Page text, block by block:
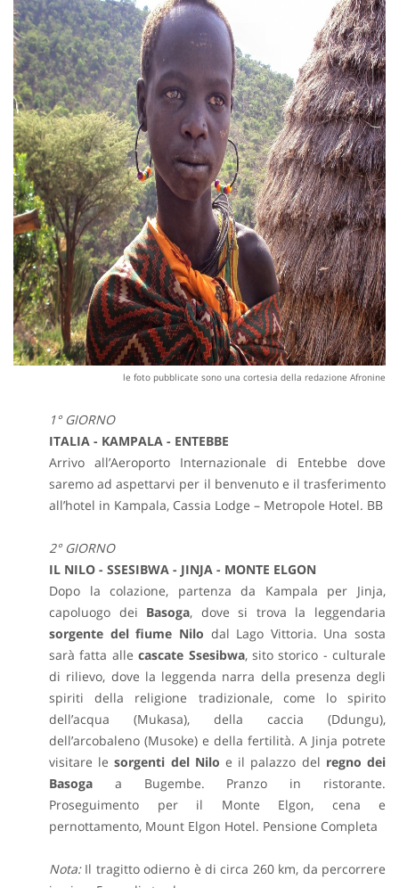
le foto pubblicate sono una cortesia della redazione Afronine
1° GIORNO
ITALIA - KAMPALA - ENTEBBE
Arrivo all’Aeroporto Internazionale di Entebbe dove
saremo ad aspettarvi per il benvenuto e il trasferimento
all’hotel in Kampala, Cassia Lodge – Metropole Hotel. BB
2° GIORNO
IL NILO - SSESIBWA - JINJA - MONTE ELGON
Dopo la colazione, partenza da Kampala per Jinja,
capoluogo dei Basoga, dove si trova la leggendaria
sorgente del fiume Nilo dal Lago Vittoria. Una sosta
sarà fatta allecascate Ssesibwa, sito storico - culturale
di rilievo, dove la leggenda narra della presenza degli
spiriti della religione tradizionale, come lo spirito
dell’acqua (Mukasa), della caccia (Ddungu),
dell’arcobaleno (Musoke) e della fertilità. A Jinja potrete
visitare lesorgenti del Nilo e il palazzo del regno dei
Basoga a Bugembe. Pranzo in ristorante.
Proseguimento per il Monte Elgon, cena e
pernottamento, Mount Elgon Hotel. Pensione Completa
Nota:Il tragitto odierno è di circa 260 km, da percorrere